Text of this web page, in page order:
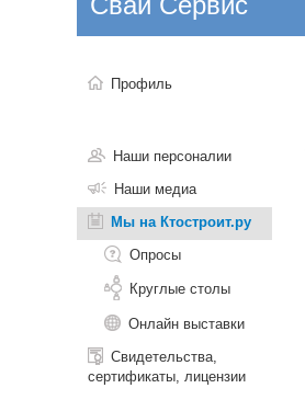
Поиск
Профиль
Наши персоналии
Наши медиа
Мы на Ктостроит.ру
Опросы
Круглые столы
Онлайн выставки
Свидетельства,
сертификаты, лицензии